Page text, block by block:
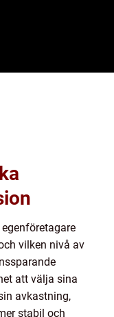
vilken nivå av
att välja sina
avkastning,
stabil och